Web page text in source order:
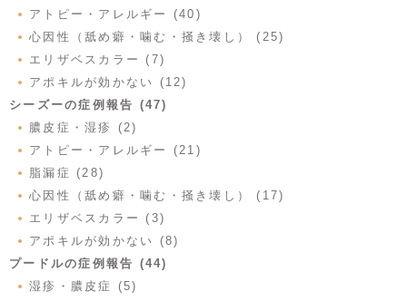
アトピー・アレルギー (40)
心因性（舐め癖・噛む・掻き壊し） (25)
エリザベスカラー (7)
アポキルが効かない (12)
シーズーの症例報告 (47)
膿皮症・湿疹 (2)
アトピー・アレルギー (21)
脂漏症 (28)
心因性（舐め癖・噛む・掻き壊し） (17)
エリザベスカラー (3)
アポキルが効かない (8)
プードルの症例報告 (44)
湿疹・膿皮症 (5)